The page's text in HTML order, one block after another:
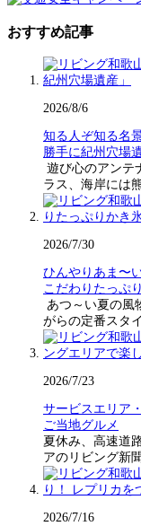
おすすめ記事
2026/8/6
知る人ぞ知る名
勝手に紀州穴場
遊び心のアンテ
ラス、海岸には
2026/7/30
ひんやりあま〜
こだわりたっぷ
あつ～い夏の風
がらの定番スタ
2026/7/23
サービスエリア
ご当地グルメ
夏休み、高速道
アのリビング新
2026/7/16